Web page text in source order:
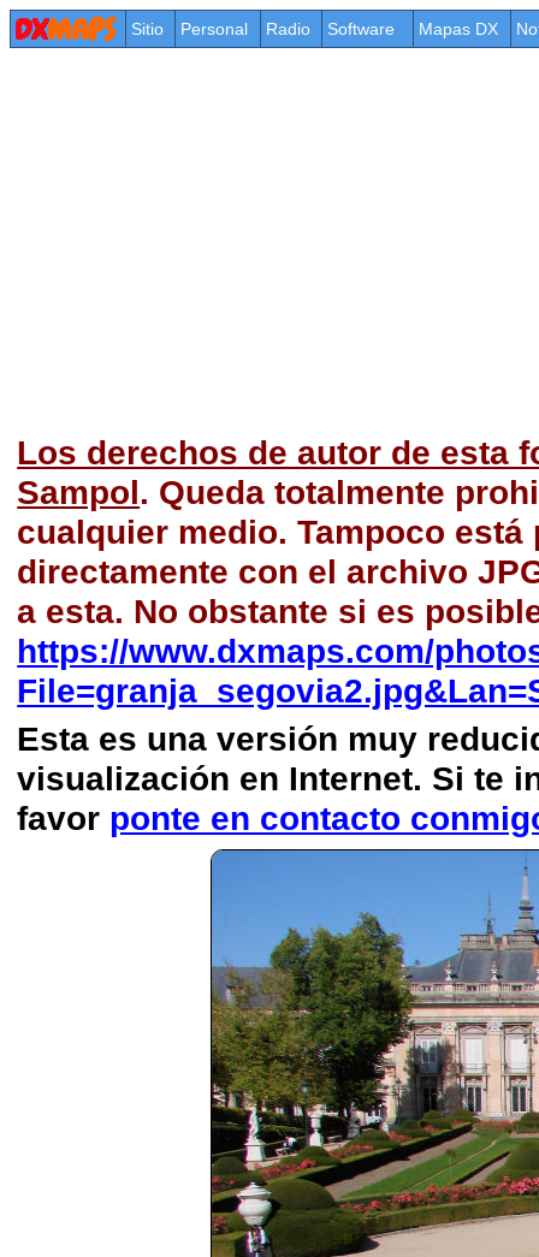
Sitio Personal Radio Software Mapas DX
Los derechos de autor de esta
Sampol. Queda totalmente
cualquier medio. Tampoco
directamente con el archivo
a esta. No obstante si es
https://www.dxmaps.com/
Esta es una versión muy
visualización en Internet. Si te
favor ponte en contacto